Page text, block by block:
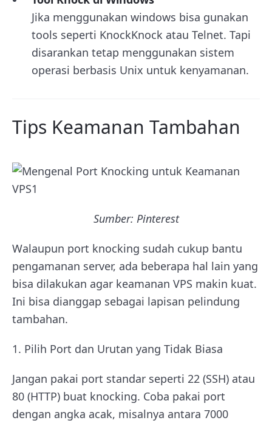
Jika menggunakan windows bisa gunakan
tools seperti KnockKnock atau Telnet. Tapi
disarankan tetap menggunakan sistem
operasi berbasis Unix untuk kenyamanan.
Tips Keamanan Tambahan
Sumber: Pinterest
Walaupun port knocking sudah cukup bantu
pengamanan server, ada beberapa hal lain yang
bisa dilakukan agar keamanan VPS makin kuat.
Ini bisa dianggap sebagai lapisan pelindung
tambahan.
1. Pilih Port dan Urutan yang Tidak Biasa
Jangan pakai port standar seperti 22 (SSH) atau
80 (HTTP) buat knocking. Coba pakai port
dengan angka acak, misalnya antara 7000